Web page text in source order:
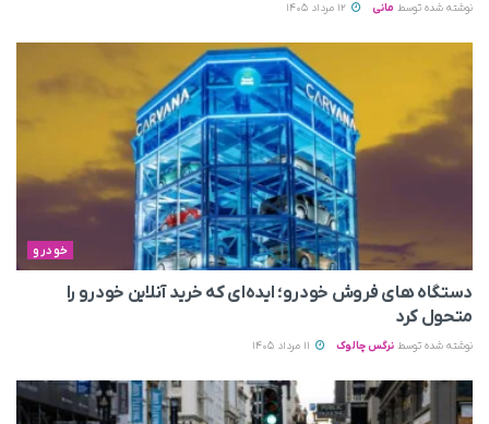
نوشته شده توسط مانی
خودرو
دستگاه های فروش خودرو؛ ایده‌ای که خرید آنلاین خودرو را
متحول کرد
نوشته شده توسط نرگس چالوک